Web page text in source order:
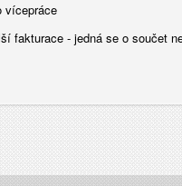
vícepráce
fakturace - jedná se o součet